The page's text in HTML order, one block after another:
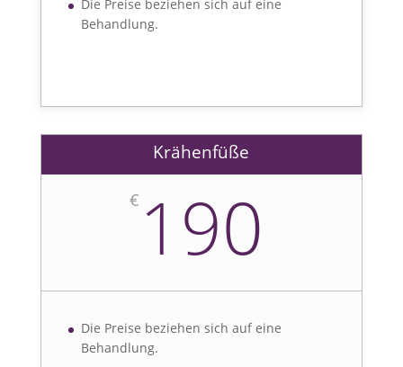
Die Preise beziehen sich auf eine
Behandlung.
Krähenfüße
€ 190
Die Preise beziehen sich auf eine
Behandlung.